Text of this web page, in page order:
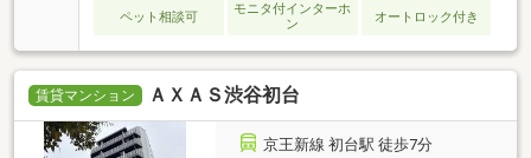
ペット相談可
モニタ付インターホ
ン
オートロック付き
賃貸マンション ＡＸＡＳ渋谷初台
京王新線 初台駅 徒歩7分